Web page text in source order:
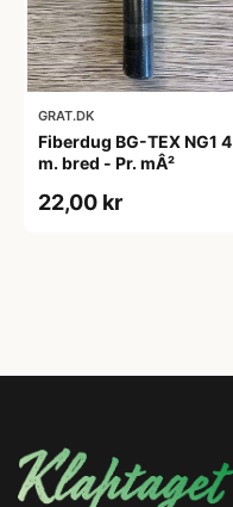
GRAT.DK
Fiberdug BG-TEX NG1 4
m. bred - Pr. mÂ²
22,00 kr